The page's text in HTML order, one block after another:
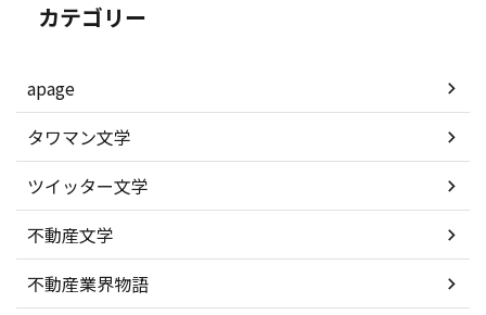
カテゴリー
apage
タワマン文学
ツイッター文学
不動産文学
不動産業界物語